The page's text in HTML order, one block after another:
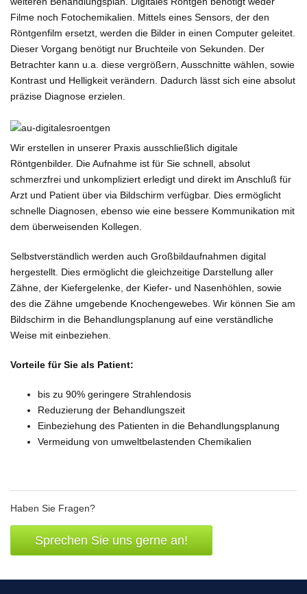
Filme noch Fotochemikalien. Mittels eines Sensors, der den
Röntgenfilm ersetzt, werden die Bilder in einen Computer geleitet.
Dieser Vorgang benötigt nur Bruchteile von Sekunden. Der
Betrachter kann u.a. diese vergrößern, Ausschnitte wählen, sowie
Kontrast und Helligkeit verändern. Dadurch lässt sich eine absolut
präzise Diagnose erzielen.
Wir erstellen in unserer Praxis ausschließlich digitale
Röntgenbilder. Die Aufnahme ist für Sie schnell, absolut
schmerzfrei und unkompliziert erledigt und direkt im Anschluß für
Arzt und Patient über via Bildschirm verfügbar. Dies ermöglicht
schnelle Diagnosen, ebenso wie eine bessere Kommunikation mit
dem überweisenden Kollegen.
Selbstverständlich werden auch Großbildaufnahmen digital
hergestellt. Dies ermöglicht die gleichzeitige Darstellung aller
Zähne, der Kiefergelenke, der Kiefer- und Nasenhöhlen, sowie
des die Zähne umgebende Knochengewebes. Wir können Sie am
Bildschirm in die Behandlungsplanung auf eine verständliche
Weise mit einbeziehen.
Vorteile für Sie als Patient:
bis zu 90% geringere Strahlendosis
Reduzierung der Behandlungszeit
Einbeziehung des Patienten in die Behandlungsplanung
Vermeidung von umweltbelastenden Chemikalien
Haben Sie Fragen?
Sprechen Sie uns gerne an!